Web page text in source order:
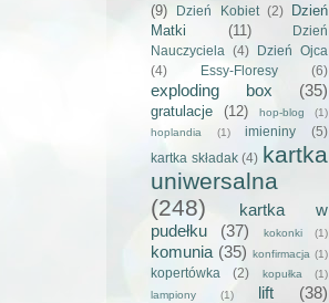
(9)
Dzień Kobiet (2)
Dzień
Matki
(11)
Dzień
Nauczyciela
(4)
Dzień Ojca
(4)
Essy-Floresy (6)
exploding box (35)
gratulacje (12) hop-blog
(1)
hoplandia
(1) imieniny
(5)
kartka składak (4) kartka
uniwersalna
(248)
kartka w
pudełku
(37) kokonki (1)
komunia (35) konfirmacja (1)
kopertówka (2) kopułka
(1)
lampiony
(1) lift (38)